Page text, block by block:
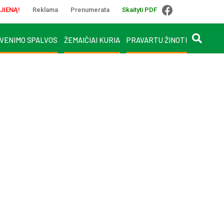
Reklama Prenumerata Skaityti PDF
SPALVOS ŽEMAIČIAI KURIA PRAVARTU ŽINOTI